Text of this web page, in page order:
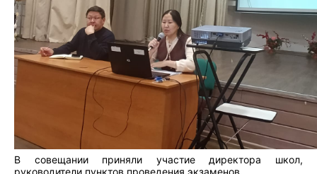
В совещании приняли участие директора школ,
руководители пунктов проведения экзаменов.